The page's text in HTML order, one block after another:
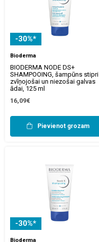
-30%*
Bioderma
BIODERMA NODE DS+
SHAMPOOING, šampūns stipri
zvīņojošai un niezošai galvas
ādai, 125 ml
16,09€
Pievienot grozam
-30%*
Bioderma